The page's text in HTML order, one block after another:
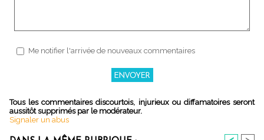
Me notifier l'arrivée de nouveaux commentaires
Tous les commentaires discourtois, injurieux ou diffamatoires seront
aussitôt supprimés par le modérateur.
Signaler un abus